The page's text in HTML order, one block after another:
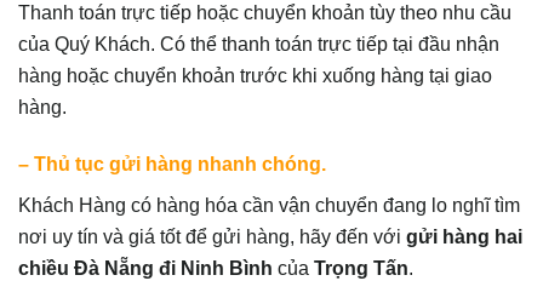
Thanh toán trực tiếp hoặc chuyển khoản tùy theo nhu cầu
của Quý Khách. Có thể thanh toán trực tiếp tại đầu nhận
hàng hoặc chuyển khoản trước khi xuống hàng tại giao
hàng.
– Thủ tục gửi hàng nhanh chóng.
Khách Hàng có hàng hóa cần vận chuyển đang lo nghĩ tìm
nơi uy tín và giá tốt để gửi hàng, hãy đến với gửi hàng hai
chiều Đà Nẵng đi Ninh Bình của Trọng Tấn.